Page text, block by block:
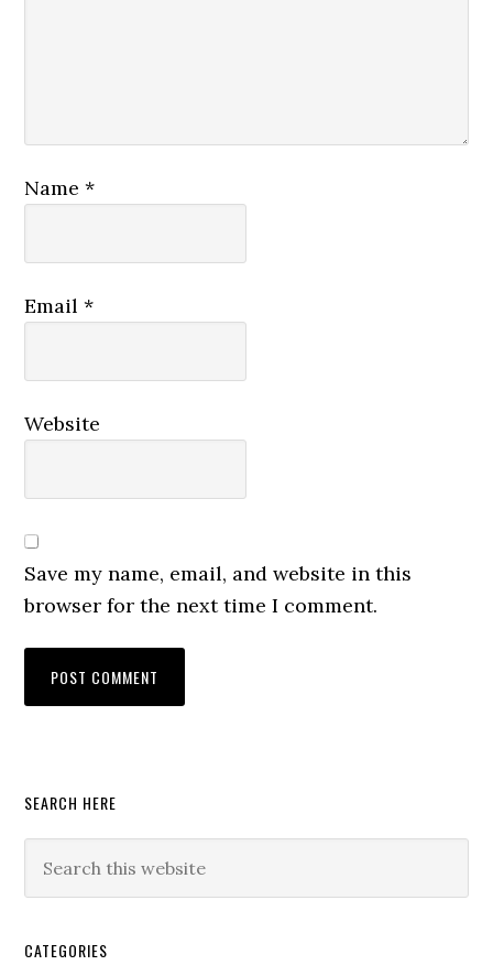
Name*
Email*
Website
Save my name, email, and website in this
browser for the next time I comment.
Primary
Sidebar
SEARCH HERE
this
CATEGORIES